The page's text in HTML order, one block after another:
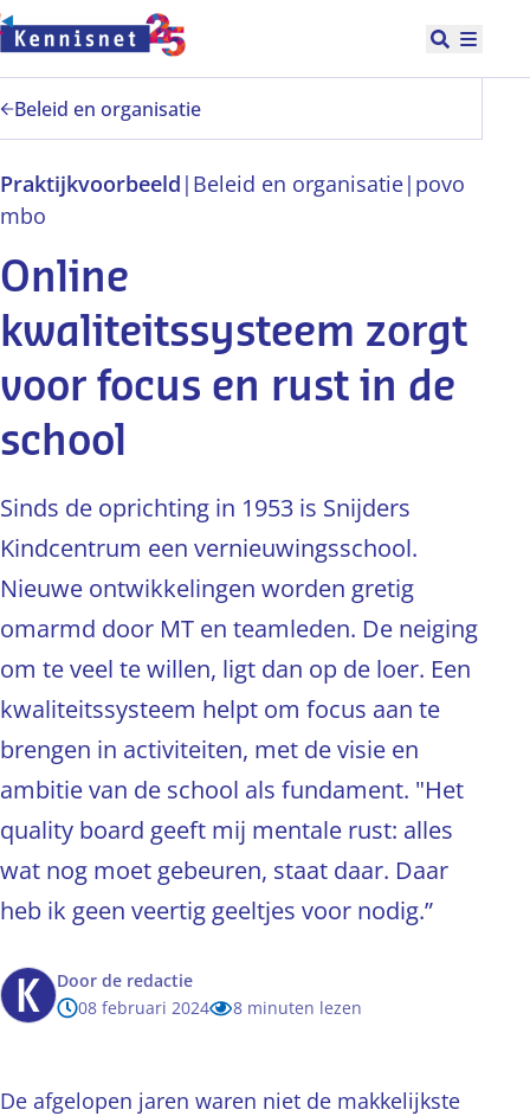
Doorgaan naar hoofdinhoud
Open
Beleid en organisatie
Praktijkvoorbeeld | Beleid en organisatie| povo
mbo
Online
kwaliteitssysteem zorgt
voor focus en rust in de
school
Sinds de oprichting in 1953 is Snijders
Kindcentrum een vernieuwingsschool.
Nieuwe ontwikkelingen worden gretig
omarmd door MT en teamleden. De neiging
om te veel te willen, ligt dan op de loer. Een
kwaliteitssysteem helpt om focus aan te
brengen in activiteiten, met de visie en
ambitie van de school als fundament. "Het
quality board geeft mij mentale rust: alles
wat nog moet gebeuren, staat daar. Daar
heb ik geen veertig geeltjes voor nodig.”
Door de redactie
08 februari 2024
8 minuten lezen
De afgelopen jaren waren niet de makkelijkste